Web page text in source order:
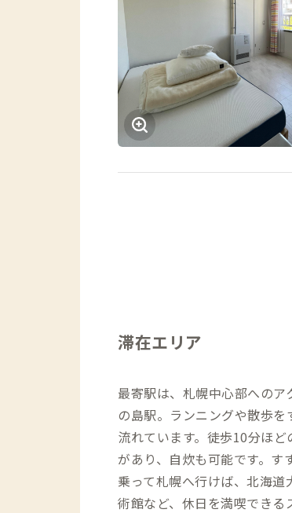
滞在エリア
最寄駅は、札幌中心部への
の島駅。ランニングや散歩
流れています。徒歩10分ほ
があり、自炊も可能です。す
乗って札幌へ行けば、北海
術館など、休日を満喫できる